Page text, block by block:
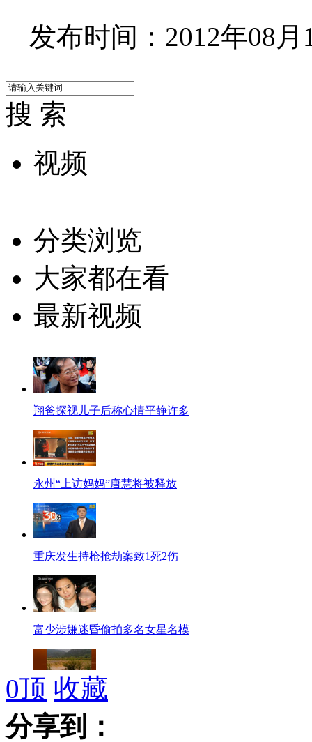
发布时间：2012年08月
搜 索
视频
分类浏览
大家都在看
最新视频
翔爸探视儿子后称心情平静许多
永州“上访妈妈”唐慧将被释放
重庆发生持枪抢劫案致1死2伤
富少涉嫌迷昏偷拍多名女星名模
浙江一水库垮坝已致10人死亡
0顶 收藏
分享到：